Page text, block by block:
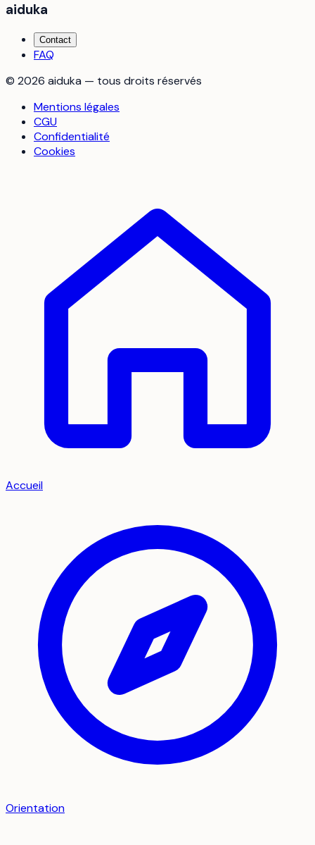
aiduka
Contact
FAQ
© 2026 aiduka — tous droits réservés
Mentions légales
CGU
Confidentialité
Cookies
Accueil
Orientation